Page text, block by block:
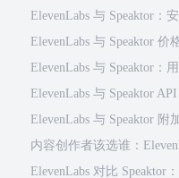
ElevenLabs 与 Speaktor：
ElevenLabs 与 Speaktor 价
ElevenLabs 与 Speaktor：
ElevenLabs 与 Speaktor
ElevenLabs 与 Speaktor 附
内容创作者该选谁：
ElevenLabs 对比 Speaktor